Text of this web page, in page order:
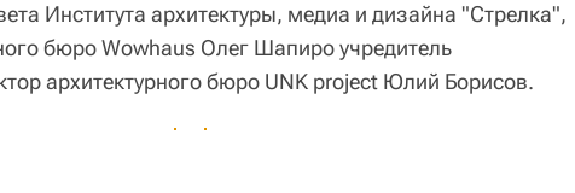
Института архитектуры, медиа и дизайна "Стрелка",
бюро Wowhaus Олег Шапиро учредитель
архитектурного бюро UNK project Юлий Борисов.